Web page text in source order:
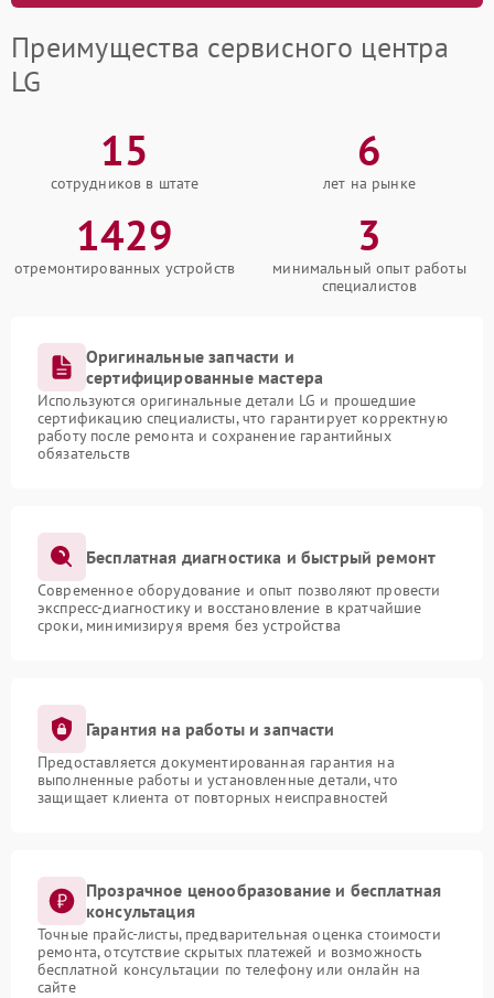
Преимущества сервисного центра
LG
15
сотрудников в штате
6
лет на рынке
1429
отремонтированных устройств
3
минимальный опыт работы
специалистов
Оригинальные запчасти и
сертифицированные мастера
Используются оригинальные детали LG и прошедшие
сертификацию специалисты, что гарантирует корректную
работу после ремонта и сохранение гарантийных
обязательств
Бесплатная диагностика и быстрый ремонт
Современное оборудование и опыт позволяют провести
экспресс-диагностику и восстановление в кратчайшие
сроки, минимизируя время без устройства
Гарантия на работы и запчасти
Предоставляется документированная гарантия на
выполненные работы и установленные детали, что
защищает клиента от повторных неисправностей
Прозрачное ценообразование и бесплатная
консультация
Точные прайс-листы, предварительная оценка стоимости
ремонта, отсутствие скрытых платежей и возможность
бесплатной консультации по телефону или онлайн на
сайте